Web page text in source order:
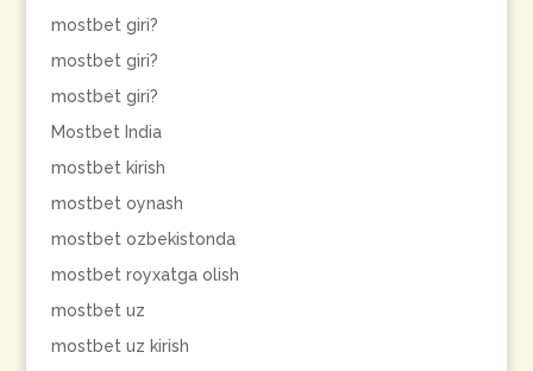
mostbet giri?
mostbet giri?
mostbet giri?
Mostbet India
mostbet kirish
mostbet oynash
mostbet ozbekistonda
mostbet royxatga olish
mostbet uz
mostbet uz kirish